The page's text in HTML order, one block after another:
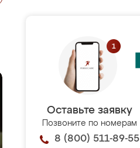
Оставьте заявку
Позвоните по номерам
8 (800) 511-89-55